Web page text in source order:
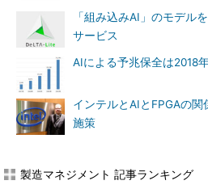
「組み込みAI」のモデル
サービス
AIによる予兆保全は2018
インテルとAIとFPGAの
施策
製造マネジメント 記事ランキング